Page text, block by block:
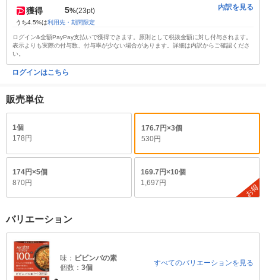
獲得 5%(23pt)
うち4.5%は利用先・期間限定
内訳を見る
ログイン&全額PayPay支払いで獲得できます。原則として税抜金額に対し付与されます。
表示よりも実際の付与数、付与率が少ない場合があります。詳細は内訳からご確認くださ
い。
ログインはこちら
販売単位
1個
178円
176.7円×3個
530円
174円×5個
870円
169.7円×10個
1,697円
お得
バリエーション
味： ビビンバの素
個数： 3個
すべてのバリエーションを見る